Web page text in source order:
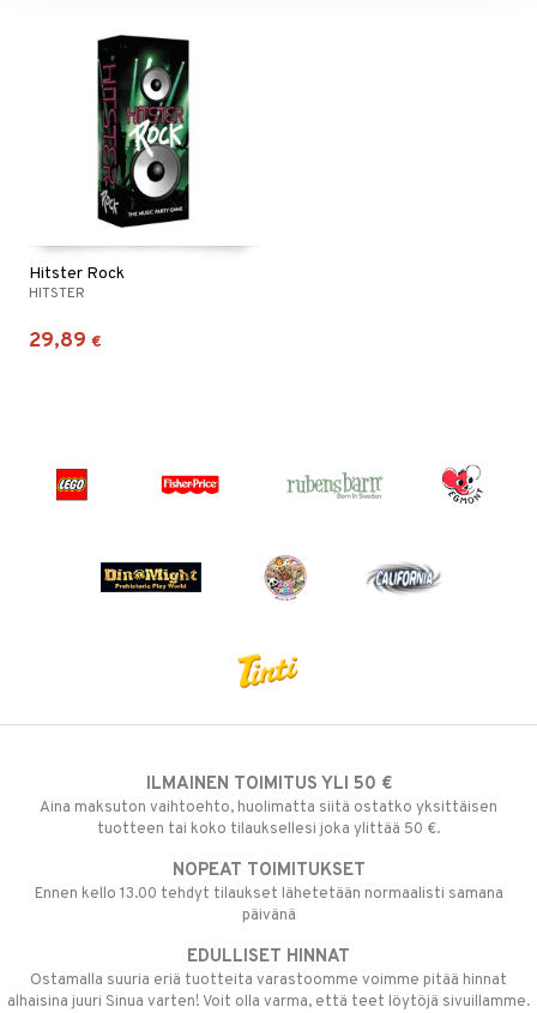
Hitster Rock
HITSTER
29,89 €
ILMAINEN TOIMITUS YLI 50 €
Aina maksuton vaihtoehto, huolimatta siitä ostatko yksittäisen
tuotteen tai koko tilauksellesi joka ylittää 50 €.
NOPEAT TOIMITUKSET
Ennen kello 13.00 tehdyt tilaukset lähetetään normaalisti samana
päivänä
EDULLISET HINNAT
Ostamalla suuria eriä tuotteita varastoomme voimme pitää hinnat
alhaisina juuri Sinua varten! Voit olla varma, että teet löytöjä sivuillamme.